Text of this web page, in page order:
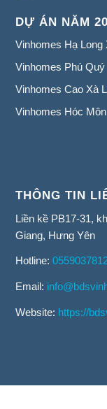
DỰ ÁN NĂM
Vinhomes Hạ Long
Vinhomes Phú Quý
Vinhomes Cao Xà
Vinhomes Hóc Môn
THÔNG TIN
Liền kề PB17-31,
Giang, Hưng Yên
Hotline:
Email:
Website: https://